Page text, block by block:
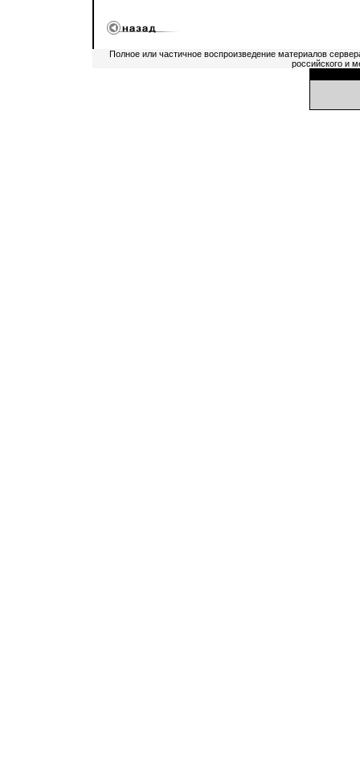
Полное или частичное воспроизведение материалов
российского и